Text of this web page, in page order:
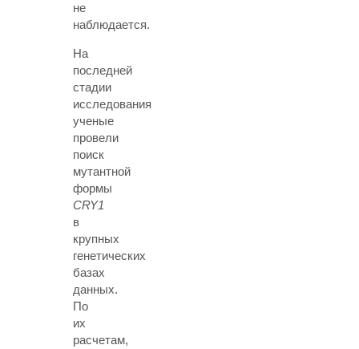
не
наблюдается.
На
последней
стадии
исследования
ученые
провели
поиск
мутантной
формы
CRY1
в
крупных
генетических
базах
данных.
По
их
расчетам,